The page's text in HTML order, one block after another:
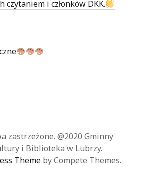
czytaniem i członków DKK.
zastrzeżone. @2020 Gminny
i Biblioteka w Lubrzy.
Theme by Compete Themes.